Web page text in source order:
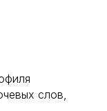
слов,